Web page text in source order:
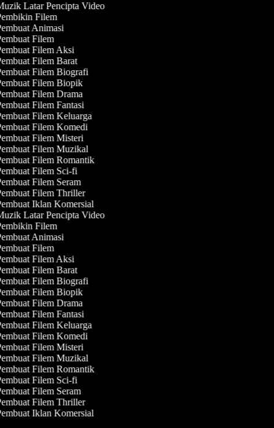
Latar Pencipta Video
Filem
Animasi
Filem
Filem Aksi
Filem Barat
Filem Biografi
Filem Biopik
Filem Drama
Filem Fantasi
Filem Keluarga
Filem Komedi
Filem Misteri
Filem Muzikal
Filem Romantik
Filem Sci-fi
Filem Seram
Filem Thriller
Iklan Komersial
Latar Pencipta Video
Filem
Animasi
Filem
Filem Aksi
Filem Barat
Filem Biografi
Filem Biopik
Filem Drama
Filem Fantasi
Filem Keluarga
Filem Komedi
Filem Misteri
Filem Muzikal
Filem Romantik
Filem Sci-fi
Filem Seram
Filem Thriller
Iklan Komersial